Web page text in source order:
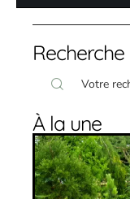
Recherche
À la une